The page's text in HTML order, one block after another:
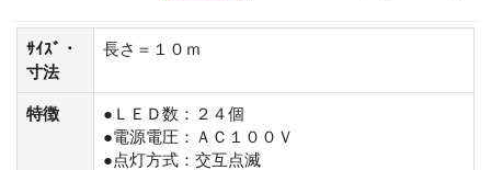
ｻｲｽﾞ・
寸法
長さ＝１０ｍ
特徴
●ＬＥＤ数：２４個
●電源電圧：ＡＣ１００Ｖ
●点灯方式：交互点滅